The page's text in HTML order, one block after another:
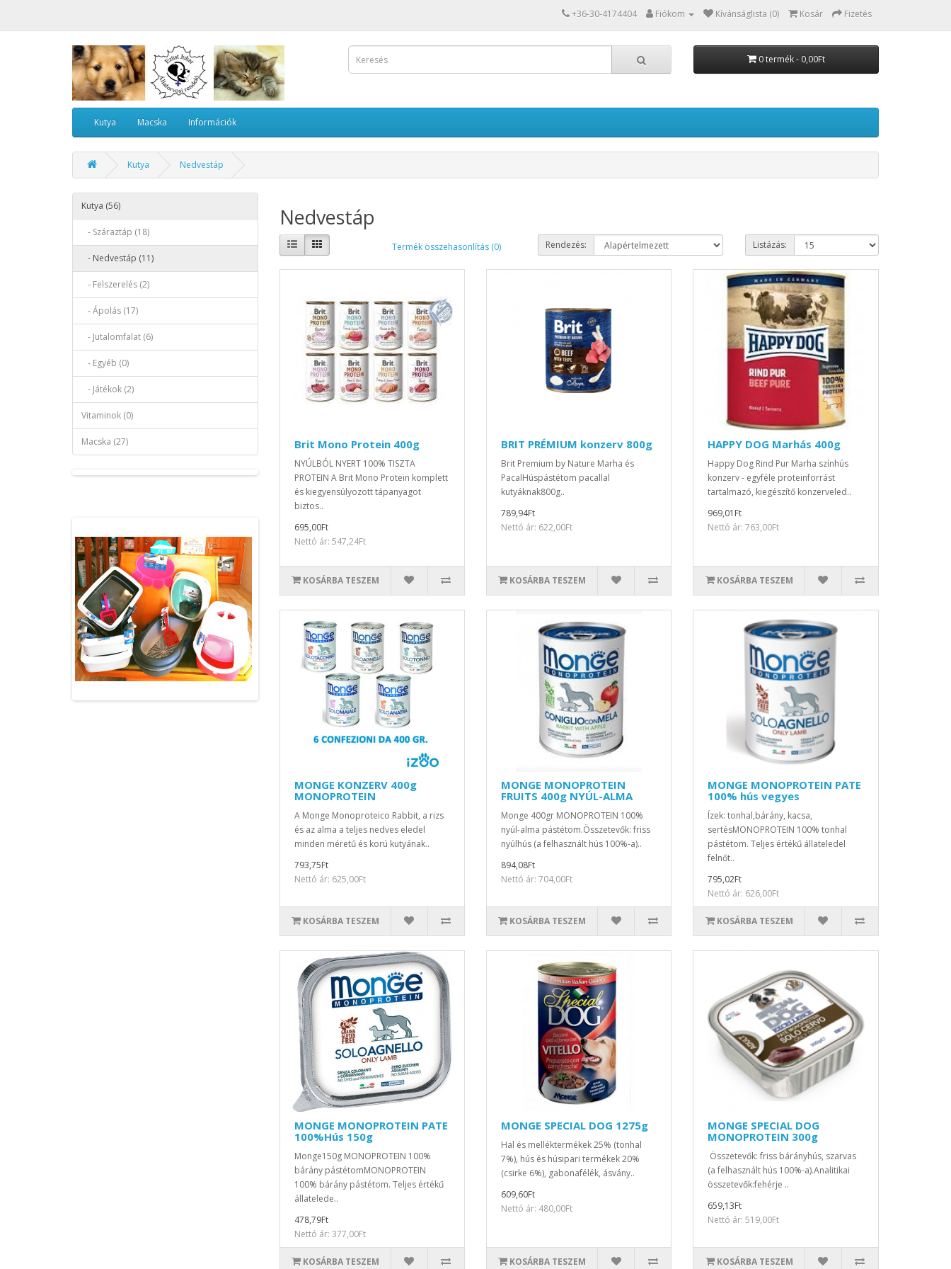
+36-30-4174404 Fiókom Kívánságlista (0) Kosár Fizetés
0 termék - 0,00Ft
Kutya Macska Információk
Kutya Nedvestáp
Kutya (56)
- Száraztáp (18)
- Nedvestáp (11)
- Felszerelés (2)
- Ápolás (17)
- Jutalomfalat (6)
- Egyéb (0)
- Játékok (2)
Vitaminok (0)
Macska (27)
Nedvestáp
Termék összehasonlítás (0) Rendezés: Listázás:
Brit Mono Protein 400g
NYÚLBÓL NYERT 100% TISZTA
PROTEIN A Brit Mono Protein komplett
és kiegyensúlyozott tápanyagot
biztos..
695,00Ft
Nettó ár: 547,24Ft
KOSÁRBA TESZEM
BRIT PRÉMIUM konzerv 800g
Brit Premium by Nature Marha és
PacalHúspástétom pacallal
kutyáknak800g..
789,94Ft
Nettó ár: 622,00Ft
KOSÁRBA TESZEM
HAPPY DOG Marhás 400g
Happy Dog Rind Pur Marha színhús
konzerv - egyféle proteinforrást
tartalmazó, kiegészítő konzerveled..
969,01Ft
Nettó ár: 763,00Ft
KOSÁRBA TESZEM
MONGE KONZERV 400g
MONOPROTEIN
A Monge Monoproteico Rabbit, a rizs
és az alma a teljes nedves eledel
minden méretű és korú kutyának..
793,75Ft
Nettó ár: 625,00Ft
KOSÁRBA TESZEM
MONGE MONOPROTEIN
FRUITS 400g NYÚL-ALMA
Monge 400gr MONOPROTEIN 100%
nyúl-alma pástétom.Összetevők: friss
nyúlhús (a felhasznált hús 100%-a)..
894,08Ft
Nettó ár: 704,00Ft
KOSÁRBA TESZEM
MONGE MONOPROTEIN PATE
100% hús vegyes
Ízek: tonhal,bárány, kacsa,
sertésMONOPROTEIN 100% tonhal
pástétom. Teljes értékű állateledel
felnőt..
795,02Ft
Nettó ár: 626,00Ft
KOSÁRBA TESZEM
MONGE MONOPROTEIN PATE
100%Hús 150g
Monge150g MONOPROTEIN 100%
bárány pástétomMONOPROTEIN
100% bárány pástétom. Teljes értékű
állatelede..
478,79Ft
Nettó ár: 377,00Ft
KOSÁRBA TESZEM
MONGE SPECIAL DOG 1275g
Hal és melléktermékek 25% (tonhal
7%), hús és húsipari termékek 20%
(csirke 6%), gabonafélék, ásvány..
609,60Ft
Nettó ár: 480,00Ft
KOSÁRBA TESZEM
MONGE SPECIAL DOG
MONOPROTEIN 300g
Összetevők: friss bárányhús, szarvas
(a felhasznált hús 100%-a).Analitikai
összetevők:fehérje ..
659,13Ft
Nettó ár: 519,00Ft
KOSÁRBA TESZEM